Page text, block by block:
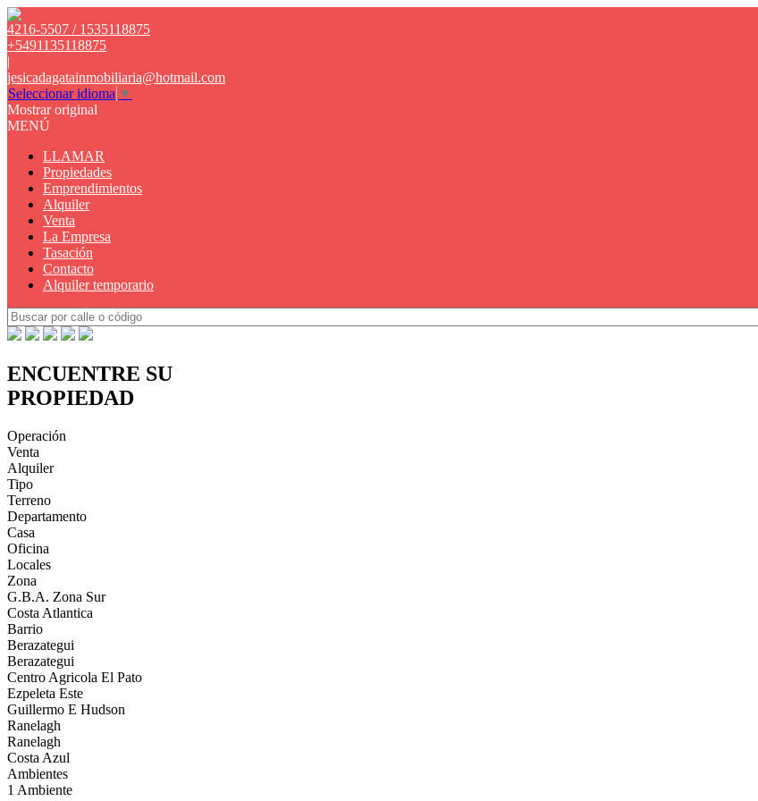
4216-5507 / 1535118875
+5491135118875
|
jesicadagatainmobiliaria@hotmail.com
Seleccionar idioma ▼
Mostrar original
MENÚ
LLAMAR
Propiedades
Emprendimientos
Alquiler
Venta
La Empresa
Tasación
Contacto
Alquiler temporario
ENCUENTRE SU
PROPIEDAD
Operación
Venta
Alquiler
Tipo
Terreno
Departamento
Casa
Oficina
Locales
Zona
G.B.A. Zona Sur
Costa Atlantica
Barrio
Berazategui
Berazategui
Centro Agricola El Pato
Ezpeleta Este
Guillermo E Hudson
Ranelagh
Ranelagh
Costa Azul
Ambientes
1 Ambiente